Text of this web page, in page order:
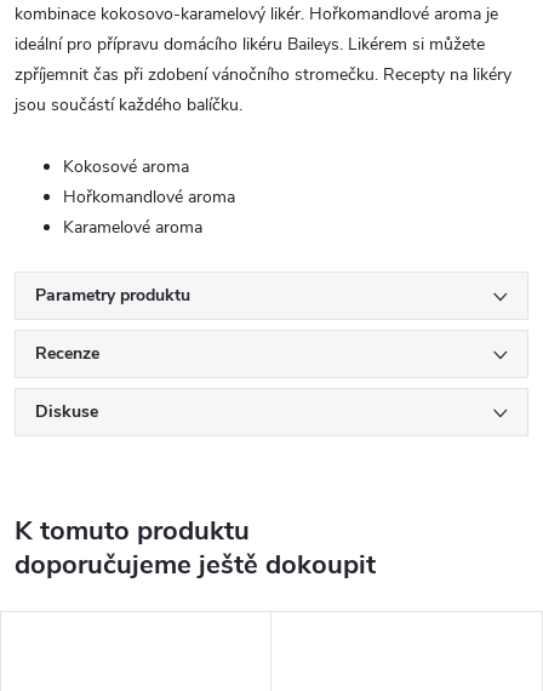
kombinace kokosovo-karamelový likér. Hořkomandlové aroma je
ideální pro přípravu domácího likéru Baileys. Likérem si můžete
zpříjemnit čas při zdobení vánočního stromečku. Recepty na likéry
jsou součástí každého balíčku.
Kokosové aroma
Hořkomandlové aroma
Karamelové aroma
Parametry produktu
Recenze
Diskuse
K tomuto produktu
doporučujeme ještě dokoupit